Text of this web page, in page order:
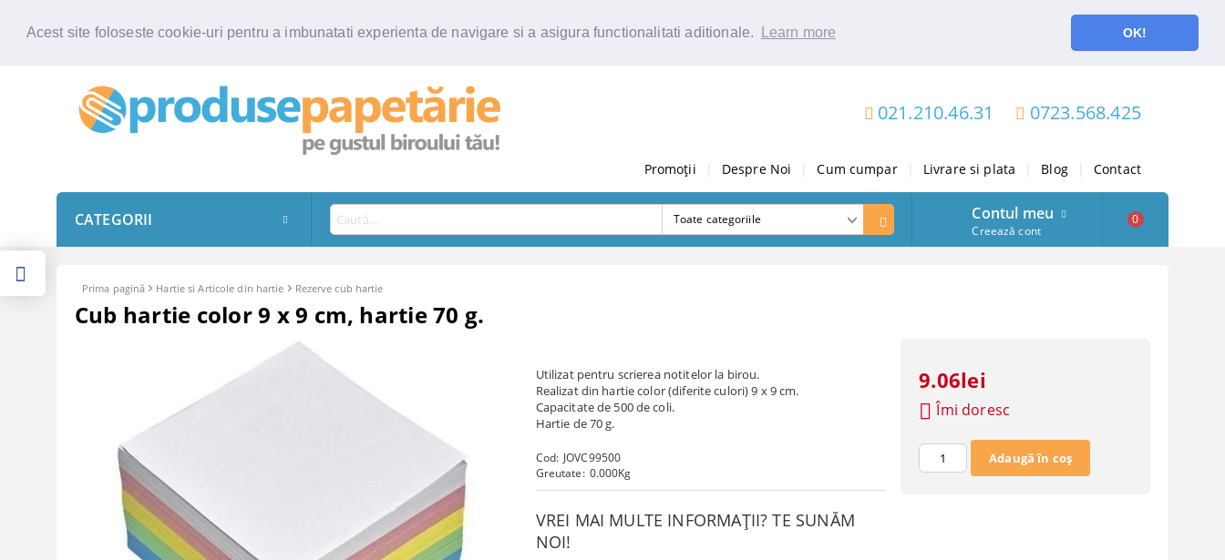
Acest site foloseste cookie-uri pentru a imbunatati experienta de navigare si a asigura functionalitati aditionale. Learn more OK!
021.210.46.31 0723.568.425
Promoții Despre Noi Cum cumpar Livrare si plata Blog Contact
CATEGORII Contul meu
Creează cont
0
Prima pagină Hartie si Articole din hartie Rezerve cub hartie
Cub hartie color 9 x 9 cm, hartie 70 g.
Utilizat pentru scrierea notitelor la birou.
Realizat din hartie color (diferite culori) 9 x 9 cm.
Capacitate de 500 de coli.
Hartie de 70 g.
Cod: JOVC99500
Greutate: 0.000Kg
VREI MAI MULTE INFORMAȚII? TE SUNĂM
NOI!
9.06lei
Îmi doresc